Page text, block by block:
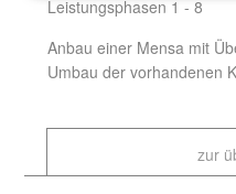
Leistungsphasen 1 - 8
Anbau einer Mensa mit
Umbau der vorhandenen
zur